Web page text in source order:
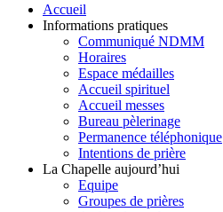
Accueil
Informations pratiques
Communiqué NDMM
Horaires
Espace médailles
Accueil spirituel
Accueil messes
Bureau pèlerinage
Permanence téléphonique
Intentions de prière
La Chapelle aujourd’hui
Equipe
Groupes de prières